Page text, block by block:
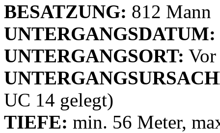
BESATZUNG: 812 Mann
UNTERGANGSDATUM:
UNTERGANGSORT: Vor
UC 14 gelegt)
TIEFE: min. 56 Meter,